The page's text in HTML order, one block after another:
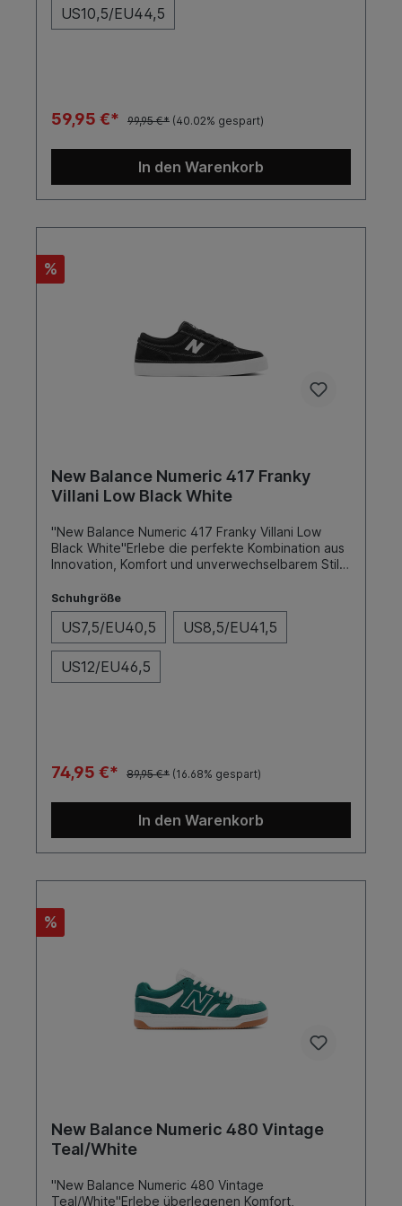
brauchst, um auf höchstem Niveau zu skaten und
dabei gut auszusehen.SohleFarbeToe
US10,5/EU44,5
59,95 €* 99,95 €* (40.02% gespart)
In den Warenkorb
%
New Balance Numeric 417 Franky
Villani Low Black White
"New Balance Numeric 417 Franky Villani Low
Black White"Erlebe die perfekte Kombination aus
Innovation, Komfort und unverwechselbarem Stil
in enger Zusammenarbeit mit dem kreativen und
dynamischen Skateboarder Franky Villani. Dieser
Skateschuh bietet alles, was du brauchst, um
deine Skateboarding-Fähigkeiten auf das
nächste Level zu heben.SohleFarbeToe
CapVulc Balck/ WhiteNein
Schuhgröße
US7,5/EU40,5 US8,5/EU41,5
US12/EU46,5
74,95 €* 89,95 €* (16.68% gespart)
In den Warenkorb
%
New Balance Numeric 480 Vintage
Teal/White
"New Balance Numeric 480 Vintage
Teal/White"Erlebe überlegenen Komfort,